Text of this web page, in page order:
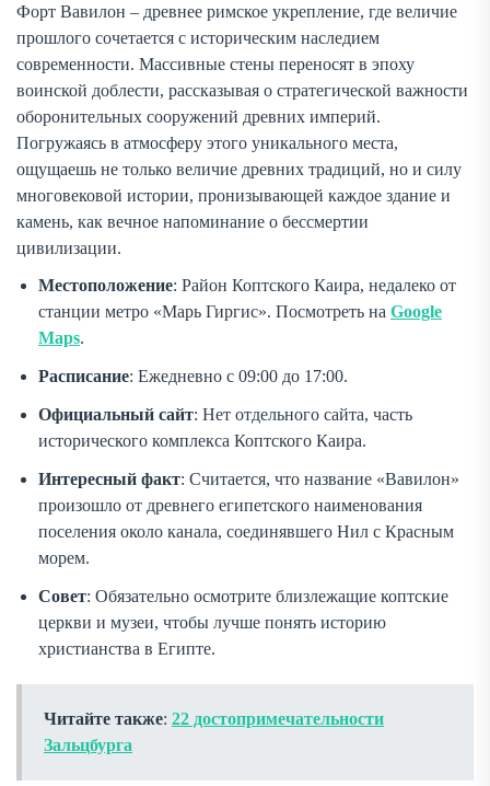
Форт Вавилон – древнее римское укрепление, где величие
прошлого сочетается с историческим наследием
современности. Массивные стены переносят в эпоху
воинской доблести, рассказывая о стратегической важности
оборонительных сооружений древних империй.
Погружаясь в атмосферу этого уникального места,
ощущаешь не только величие древних традиций, но и силу
многовековой истории, пронизывающей каждое здание и
камень, как вечное напоминание о бессмертии
цивилизации.
Местоположение: Район Коптского Каира, недалеко от
станции метро «Марь Гиргис». Посмотреть на Google
Maps.
Расписание: Ежедневно с 09:00 до 17:00.
Официальный сайт: Нет отдельного сайта, часть
исторического комплекса Коптского Каира.
Интересный факт: Считается, что название «Вавилон»
произошло от древнего египетского наименования
поселения около канала, соединявшего Нил с Красным
морем.
Совет: Обязательно осмотрите близлежащие коптские
церкви и музеи, чтобы лучше понять историю
христианства в Египте.
Читайте также: 22 достопримечательности
Зальцбурга